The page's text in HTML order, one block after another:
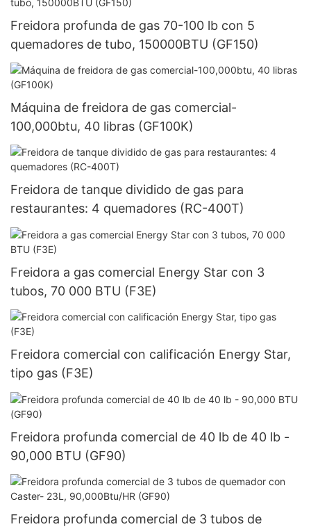
Freidora profunda de gas 70-100 lb con 5
quemadores de tubo, 150000BTU (GF150)
Máquina de freidora de gas comercial-
100,000btu, 40 libras (GF100K)
Freidora de tanque dividido de gas para
restaurantes: 4 quemadores (RC-400T)
Freidora a gas comercial Energy Star con 3
tubos, 70 000 BTU (F3E)
Freidora comercial con calificación Energy Star,
tipo gas (F3E)
Freidora profunda comercial de 40 lb de 40 lb -
90,000 BTU (GF90)
Freidora profunda comercial de 3 tubos de